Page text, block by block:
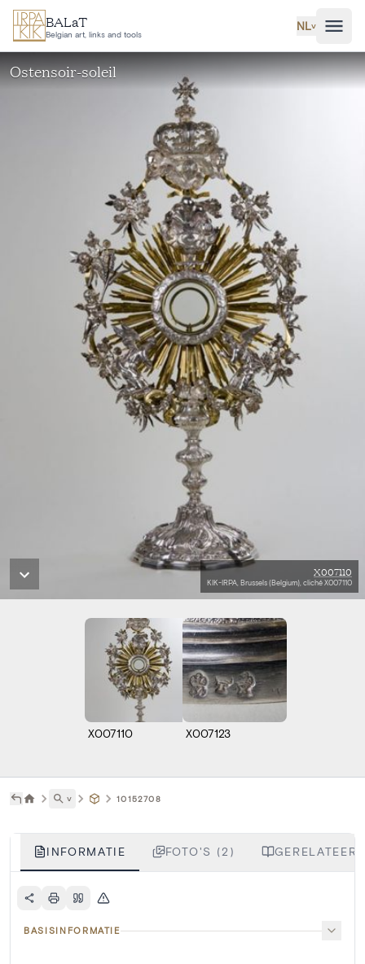
Ga naar hoofdinhoud
BALaT
Belgian art, links and tools
NL˅
Ostensoir-soleil
X007110
KIK-IRPA, Brussels (Belgium), cliché X007110
X007110 X007123
˅ 10152708
INFORMATIE FOTO'S (2)
BASISINFORMATIE